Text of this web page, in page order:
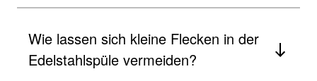
Wie lassen sich kleine Flecken in der
Edelstahlspüle vermeiden?